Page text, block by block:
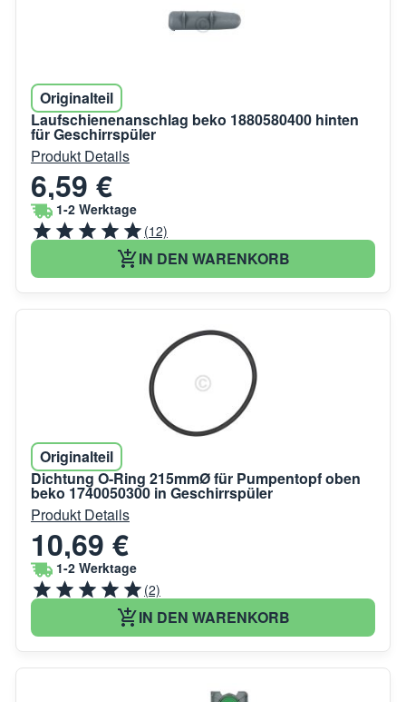
Originalteil
Laufschienenanschlag beko 1880580400 hinten
für Geschirrspüler
Produkt Details
6,59 €
1-2 Werktage
(12)
IN DEN WARENKORB
Originalteil
Dichtung O-Ring 215mmØ für Pumpentopf oben
beko 1740050300 in Geschirrspüler
Produkt Details
10,69 €
1-2 Werktage
(2)
IN DEN WARENKORB